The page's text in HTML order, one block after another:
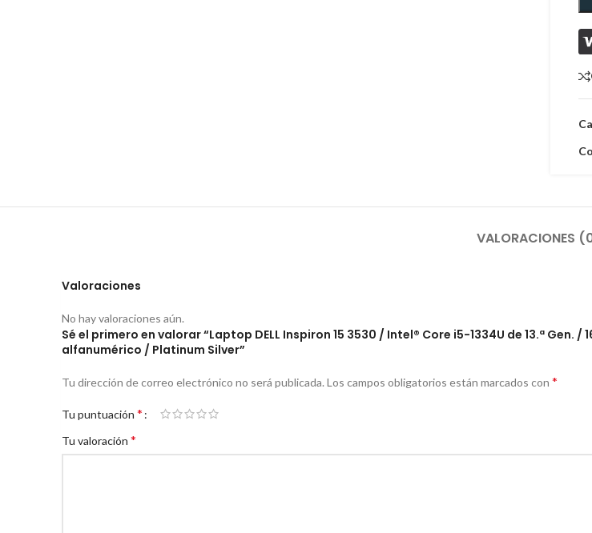
VALORACIONES
Valoraciones
No hay valoraciones aún.
Sé el primero en valorar “Laptop DELL Inspiron 15 3530 / Intel® Core i5-1334U de 13.ª Gen. /
alfanumérico / Platinum Silver”
Tu dirección de correo electrónico no será publicada. Los campos obligatorios están marcados con *
Tu puntuación *
Tu valoración *